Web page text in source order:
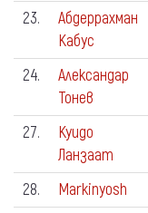
23.
Абдеррахман
Кабус
24.
Александар
Тонев
27.
Куидо
Ланзаат
28. Markinyosh